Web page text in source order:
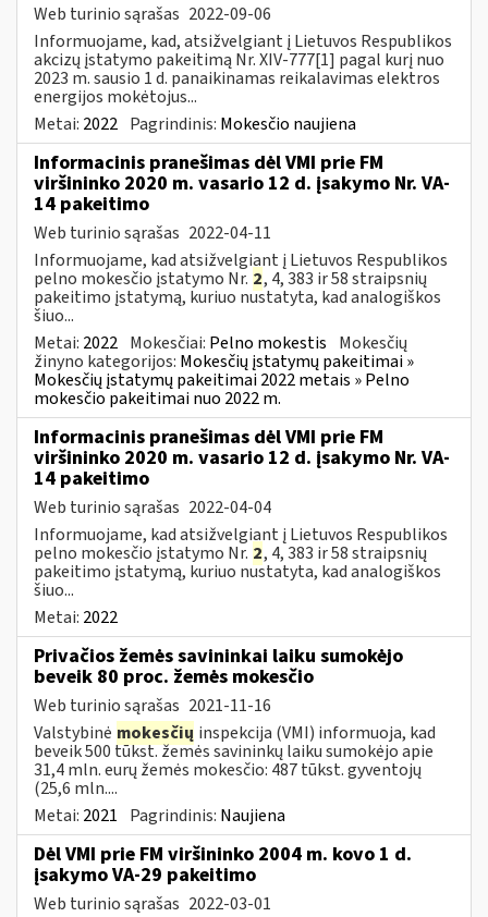
Web turinio sąrašas 2022-09-06
Informuojame, kad, atsižvelgiant į Lietuvos Respublikos
akcizų įstatymo pakeitimą Nr. XIV-777[1] pagal kurį nuo
2023 m. sausio 1 d. panaikinamas reikalavimas elektros
energijos mokėtojus...
Metai: 2022 Pagrindinis: Mokesčio naujiena
Informacinis pranešimas dėl VMI prie FM
viršininko 2020 m. vasario 12 d. įsakymo Nr. VA-
14 pakeitimo
Web turinio sąrašas 2022-04-11
Informuojame, kad atsižvelgiant į Lietuvos Respublikos
pelno mokesčio įstatymo Nr. 2, 4, 383 ir 58 straipsnių
pakeitimo įstatymą, kuriuo nustatyta, kad analogiškos
šiuo...
Metai: 2022 Mokesčiai: Pelno mokestis Mokesčių
žinyno kategorijos: Mokesčių įstatymų pakeitimai »
Mokesčių įstatymų pakeitimai 2022 metais » Pelno
mokesčio pakeitimai nuo 2022 m.
Informacinis pranešimas dėl VMI prie FM
viršininko 2020 m. vasario 12 d. įsakymo Nr. VA-
14 pakeitimo
Web turinio sąrašas 2022-04-04
Informuojame, kad atsižvelgiant į Lietuvos Respublikos
pelno mokesčio įstatymo Nr. 2, 4, 383 ir 58 straipsnių
pakeitimo įstatymą, kuriuo nustatyta, kad analogiškos
šiuo...
Metai: 2022
Privačios žemės savininkai laiku sumokėjo
beveik 80 proc. žemės mokesčio
Web turinio sąrašas 2021-11-16
Valstybinė mokesčių inspekcija (VMI) informuoja, kad
beveik 500 tūkst. žemės savininkų laiku sumokėjo apie
31,4 mln. eurų žemės mokesčio: 487 tūkst. gyventojų
(25,6 mln....
Metai: 2021 Pagrindinis: Naujiena
Dėl VMI prie FM viršininko 2004 m. kovo 1 d.
įsakymo VA-29 pakeitimo
Web turinio sąrašas 2022-03-01